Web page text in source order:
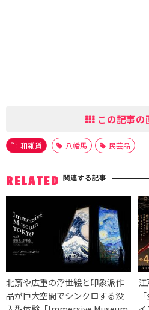
この記事の
和雑貨 八幡馬 民芸品
RELATED 関連する記事
北斎や広重の浮世絵と印象派作
品が巨大空間でシンクロする没